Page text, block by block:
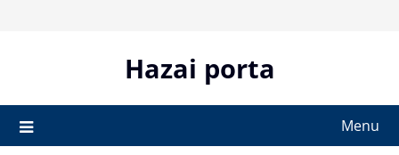
Hazai porta
Menu